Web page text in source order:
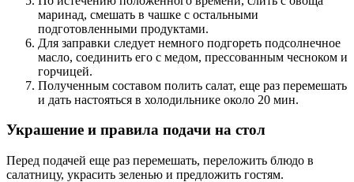
маринад, смешать в чашке с остальными
подготовленными продуктами.
Для заправки следует немного подгореть подсолнечное
масло, соединить его с медом, прессованным чесноком и
горчицей.
Полученным составом полить салат, еще раз перемешать
и дать настояться в холодильнике около 20 мин.
Украшение и правила подачи на стол
Перед подачей еще раз перемешать, переложить блюдо в
салатницу, украсить зеленью и предложить гостям.